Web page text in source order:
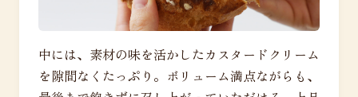
中には、素材の味を活かしたカスタードクリーム
を隙間なくたっぷり。ボリューム満点ながらも、